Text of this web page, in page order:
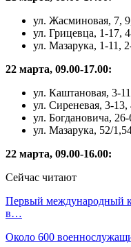
ул. Жасминовая, 7,
ул. Грицевца, 1-17,
ул. Мазарука, 1-11,
22 марта, 09.00-17.00:
ул. Каштановая, 3-
ул. Сиреневая, 3-13,
ул. Богдановича, 26-
ул. Мазарука, 52/
22 марта, 09.00-16.00:
Сейчас читают
Первый международный
в…
Около 600